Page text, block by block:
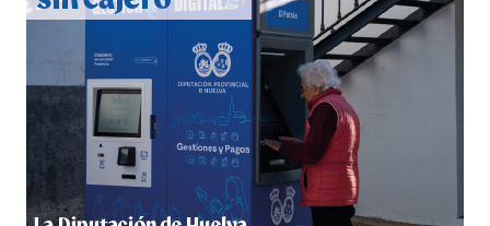
5º DÍA DE LAS FIESTAS COLOMBINAS 2026